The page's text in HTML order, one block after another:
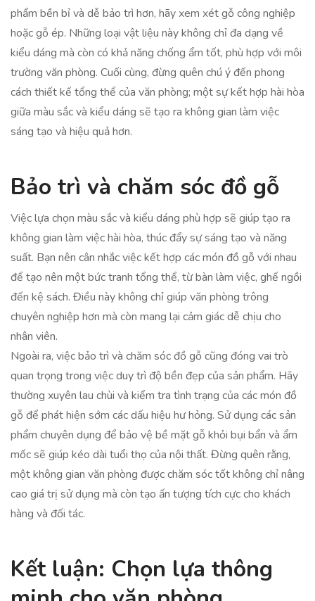
phẩm bền bỉ và dễ bảo trì hơn, hãy xem xét gỗ công nghiệp
hoặc gỗ ép. Những loại vật liệu này không chỉ đa dạng về
kiểu dáng mà còn có khả năng chống ẩm tốt, phù hợp với môi
trường văn phòng. Cuối cùng, đừng quên chú ý đến phong
cách thiết kế tổng thể của văn phòng; một sự kết hợp hài hòa
giữa màu sắc và kiểu dáng sẽ tạo ra không gian làm việc
sáng tạo và hiệu quả hơn.
Bảo trì và chăm sóc đồ gỗ
Việc lựa chọn màu sắc và kiểu dáng phù hợp sẽ giúp tạo ra
không gian làm việc hài hòa, thúc đẩy sự sáng tạo và năng
suất. Bạn nên cân nhắc việc kết hợp các món đồ gỗ với nhau
để tạo nên một bức tranh tổng thể, từ bàn làm việc, ghế ngồi
đến kệ sách. Điều này không chỉ giúp văn phòng trông
chuyên nghiệp hơn mà còn mang lại cảm giác dễ chịu cho
nhân viên.
Ngoài ra, việc bảo trì và chăm sóc đồ gỗ cũng đóng vai trò
quan trọng trong việc duy trì độ bền đẹp của sản phẩm. Hãy
thường xuyên lau chùi và kiểm tra tình trạng của các món đồ
gỗ để phát hiện sớm các dấu hiệu hư hỏng. Sử dụng các sản
phẩm chuyên dụng để bảo vệ bề mặt gỗ khỏi bụi bẩn và ẩm
mốc sẽ giúp kéo dài tuổi thọ của nội thất. Đừng quên rằng,
một không gian văn phòng được chăm sóc tốt không chỉ nâng
cao giá trị sử dụng mà còn tạo ấn tượng tích cực cho khách
hàng và đối tác.
Kết luận: Chọn lựa thông